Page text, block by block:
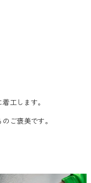
工します。
ご褒美です。